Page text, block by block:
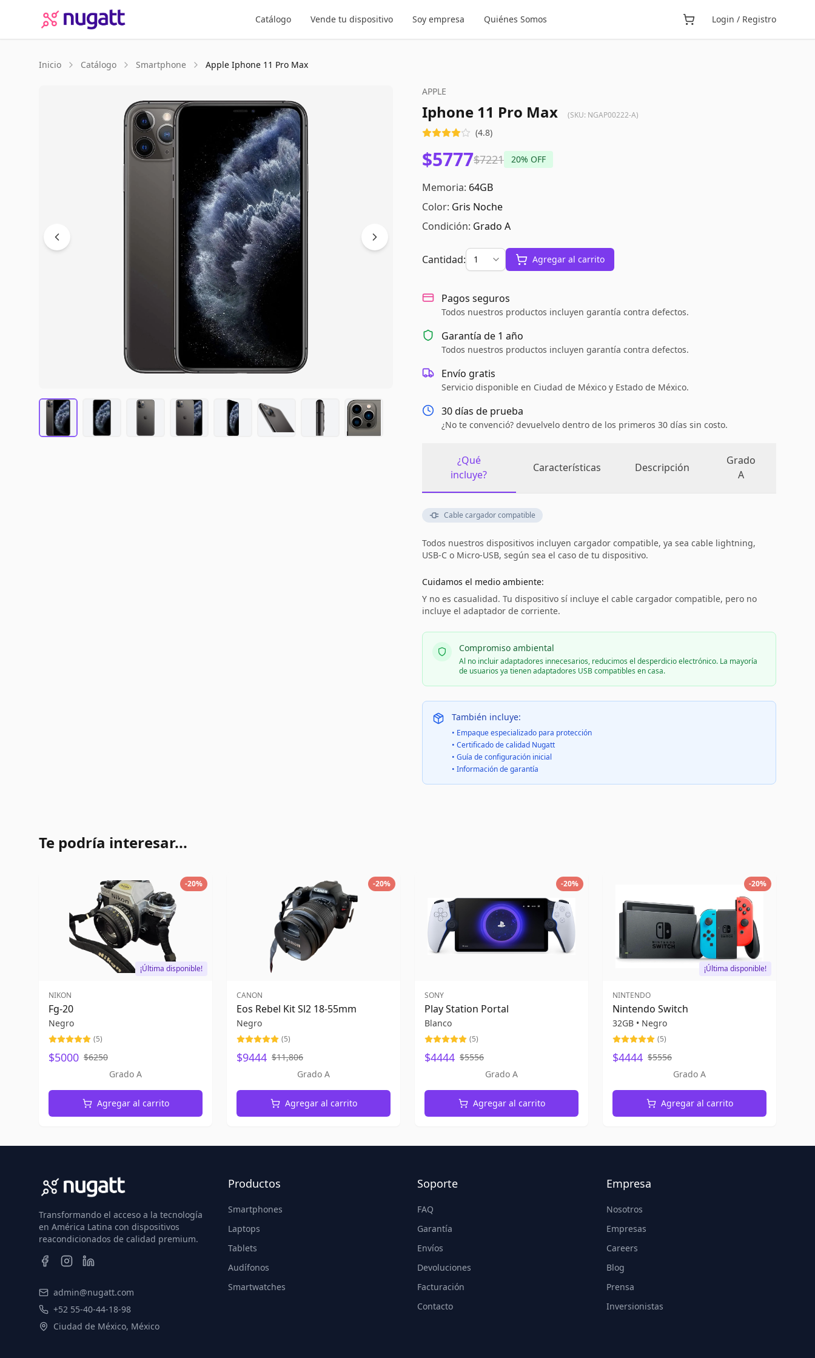
Catálogo Vende tu dispositivo Soy empresa Quiénes Somos Login / Registro
Inicio Catálogo Smartphone Apple Iphone 11 Pro Max
APPLE
Iphone 11 Pro Max (SKU: NGAP00222-A)
(4.8)
$5777$7221 20% OFF
Memoria: 64GB
Color: Gris Noche
Condición: Grado A
Cantidad: Agregar al carrito
Pagos seguros
Todos nuestros productos incluyen garantía contra defectos.
Garantía de 1 año
Todos nuestros productos incluyen garantía contra defectos.
Envío gratis
Servicio disponible en Ciudad de México y Estado de México.
30 días de prueba
¿No te convenció? devuelvelo dentro de los primeros 30 días sin costo.
¿Qué
incluye?
Características Descripción
Grado
A
Cable cargador compatible
Todos nuestros dispositivos incluyen cargador compatible, ya sea cable lightning,
USB-C o Micro-USB, según sea el caso de tu dispositivo.
Cuidamos el medio ambiente:
Y no es casualidad. Tu dispositivo sí incluye el cable cargador compatible, pero no
incluye el adaptador de corriente.
Compromiso ambiental
Al no incluir adaptadores innecesarios, reducimos el desperdicio electrónico. La mayoría
de usuarios ya tienen adaptadores USB compatibles en casa.
También incluye:
• Empaque especializado para protección
• Certificado de calidad Nugatt
• Guía de configuración inicial
• Información de garantía
Te podría interesar...
-20%
¡Última disponible!
NIKON
Fg-20
Negro
(5)
$5000 $6250
Grado A
Agregar al carrito
-20%
CANON
Eos Rebel Kit Sl2 18-55mm
Negro
(5)
$9444 $11,806
Grado A
Agregar al carrito
-20%
SONY
Play Station Portal
Blanco
(5)
$4444 $5556
Grado A
Agregar al carrito
-20%
¡Última disponible!
NINTENDO
Nintendo Switch
32GB • Negro
(5)
$4444 $5556
Grado A
Agregar al carrito
Transformando el acceso a la tecnología
en América Latina con dispositivos
reacondicionados de calidad premium.
admin@nugatt.com
+52 55-40-44-18-98
Ciudad de México, México
Productos
Smartphones
Laptops
Tablets
Audífonos
Smartwatches
Soporte
FAQ
Garantía
Envíos
Devoluciones
Facturación
Contacto
Empresa
Nosotros
Empresas
Careers
Blog
Prensa
Inversionistas